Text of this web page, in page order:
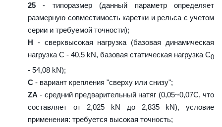
25 - типоразмер (данный параметр определяет
размерную совместимость каретки и рельса с учетом
серии и требуемой точности);
H - сверхвысокая нагрузка (базовая динамическая
нагрузка C - 40,5 kN, базовая статическая нагрузка С0
- 54,08 kN);
C - вариант крепления "сверху или снизу";
ZA - средний предварительный натяг (0,05~0,07C, что
составляет от 2,025 kN до 2,835 kN), условие
применения: требуется высокая точность;